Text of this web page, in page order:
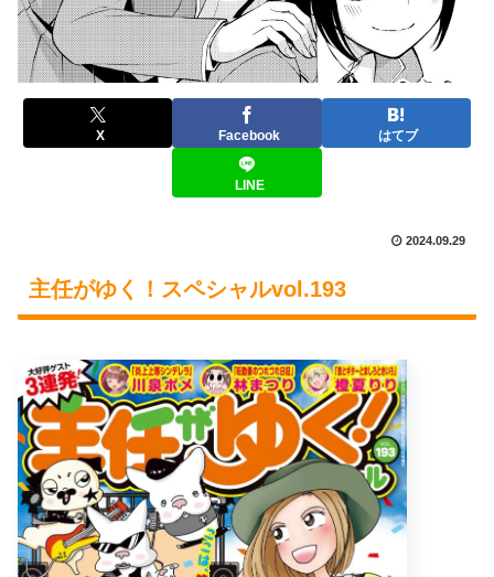
X Facebook はてブ
LINE
2024.09.29
主任がゆく！スペシャルvol.193